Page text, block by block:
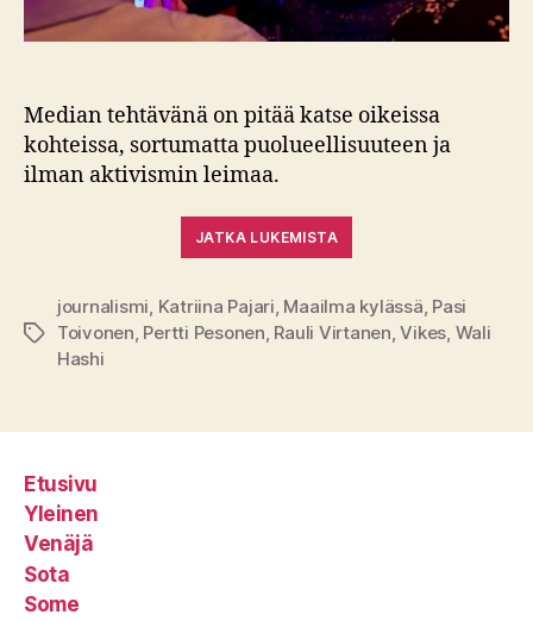
Median tehtävänä on pitää katse oikeissa
kohteissa, sortumatta puolueellisuuteen ja
ilman aktivismin leimaa.
JATKA LUKEMISTA
Avainsanat
journalismi Katriina Pajari Maailma kylässä Pasi
Toivonen Pertti Pesonen Rauli Virtanen ,Vikes Wali
Hashi
Etusivu
Yleinen
Venäjä
Sota
Some